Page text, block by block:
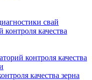
свай
качества
контроля качества
качества зерна